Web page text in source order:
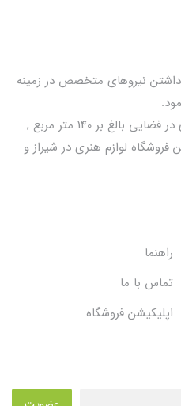
هنری آبتین در سال 1393 با داشتن نیروهای متخصص در زمینه
در سال 1401 با افتتاح شعبه مرکزی در فضایی بالغ بر 140 متر مربع ,
لوازم هنری در شیراز و
راهنما
تماس با ما
اپلیکیشن فروشگاه